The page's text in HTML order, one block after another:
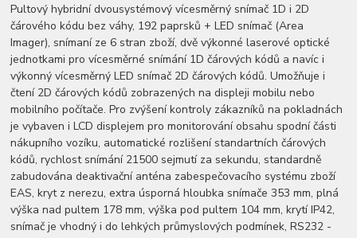
Pultový hybridní dvousystémový vícesměrný snímač 1D i 2D
čárového kódu bez váhy, 192 paprsků + LED snímač (Area
Imager), snímaní ze 6 stran zboží, dvě výkonné laserové optické
jednotkami pro vícesměrné snímání 1D čárových kódů a navíc i
výkonný vícesměrný LED snímač 2D čárových kódů. Umožňuje i
čtení 2D čárových kódů zobrazených na displeji mobilu nebo
mobilního počítače. Pro zvýšení kontroly zákazníků na pokladnách
je vybaven i LCD displejem pro monitorování obsahu spodní části
nákupního vozíku, automatické rozlišení standartních čárových
kódů, rychlost snímání 21500 sejmutí za sekundu, standardně
zabudována deaktivační anténa zabespečovacího systému zboží
EAS, kryt z nerezu, extra úsporná hloubka snímače 353 mm, plná
výška nad pultem 178 mm, výška pod pultem 104 mm, krytí IP42,
snímač je vhodný i do lehkých průmyslových podmínek, RS232 -